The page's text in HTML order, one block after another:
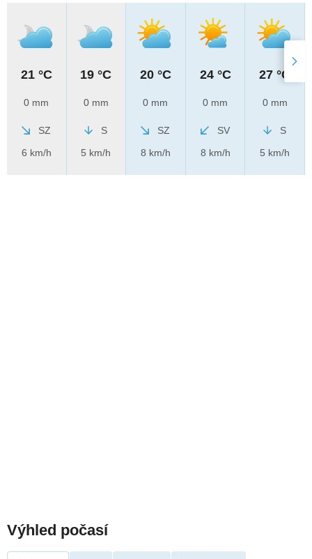
21 °C
0 mm
SZ
6 km/h
19 °C
0 mm
S
5 km/h
20 °C
0 mm
SZ
8 km/h
24 °C
0 mm
SV
8 km/h
27 °C
0 mm
S
5 km/h
Výhled počasí